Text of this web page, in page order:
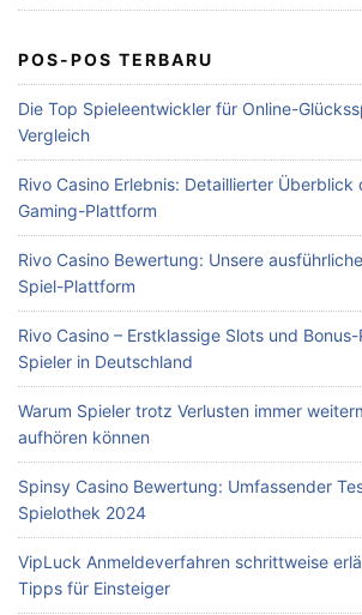
POS-POS TERBARU
Die Top Spieleentwickler für Online-
Vergleich
Rivo Casino Erlebnis: Detaillierter Überblick
Gaming-Plattform
Rivo Casino Bewertung: Unsere
Spiel-Plattform
Rivo Casino – Erstklassige Slots und
Spieler in Deutschland
Warum Spieler trotz Verlusten immer
aufhören können
Spinsy Casino Bewertung: Umfassender
Spielothek 2024
VipLuck Anmeldeverfahren schrittweise
Tipps für Einsteiger